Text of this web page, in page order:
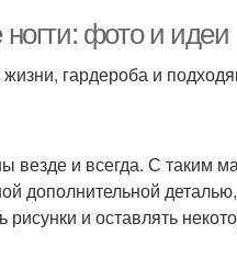
фото и идеи
гардероба и
везде и всегда. С таким
дополнительной
и оставлять